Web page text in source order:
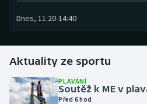
Golf
Gymnastika
Dnes, 11:20-14:40
Aktuality ze sportu
PLAVÁNÍ
Soutěž k ME v
Před 6 hod